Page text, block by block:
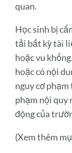
quan.
Học sinh bị
tải bất kỳ tài
hoặc vu
hoặc có nội
nguy cơ
phạm nội quy
động của
(Xem thêm